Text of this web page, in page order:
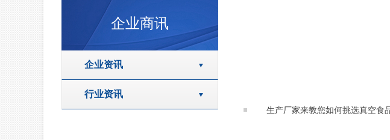
企业商讯
企业资讯
行业资讯
生产厂家来教您如何挑选真空食